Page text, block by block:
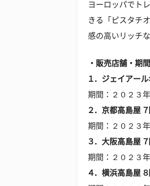
ヨーロッパでト
きる「ピスタチ
感の高いリッチ
・販売店舗・期間
１．ジェイアー
期間：２０２３
２．京都高島屋
期間：２０２３
３．大阪高島屋
期間：２０２３
４．横浜高島屋